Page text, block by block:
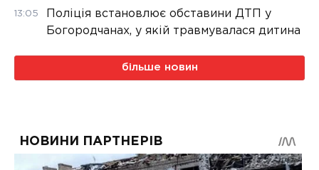
13:05
Поліція встановлює обставини ДТП у
Богородчанах, у якій травмувалася дитина
більше новин